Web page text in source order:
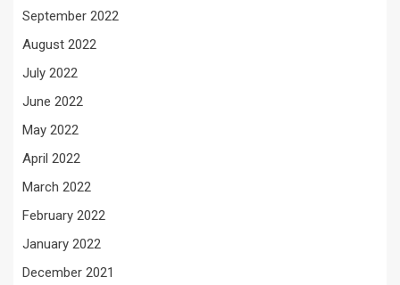
September 2022
August 2022
July 2022
June 2022
May 2022
April 2022
March 2022
February 2022
January 2022
December 2021